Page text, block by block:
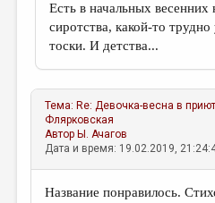
Есть в начальных весенних
сиротства, какой-то
тоски. И детства...
Тема: Re: Девочка-весна в
Флярковская
Автор Ы. Ачагов
Дата и время: 19.02.2019,
Название понравилось.